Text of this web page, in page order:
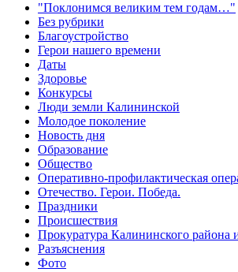
"Поклонимся великим тем годам…"
Без рубрики
Благоустройство
Герои нашего времени
Даты
Здоровье
Конкурсы
Люди земли Калининской
Молодое поколение
Новость дня
Образование
Общество
Оперативно-профилактическая
Отечество. Герои. Победа.
Праздники
Происшествия
Прокуратура Калининского района
Разъяснения
Фото